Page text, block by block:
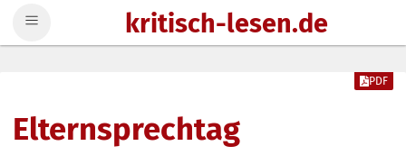
kritisch-lesen.de
Elternsprechtag
PDF